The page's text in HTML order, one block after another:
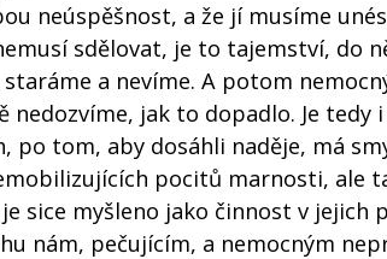
neúspěšnost, a že jí musíme
sdělovat, je to tajemství, do
a nevíme. A potom
jak to dopadlo. Je tedy
tom, aby dosáhli naděje, má
pocitů marnosti, ale
sice myšleno jako činnost v jejich
nám, pečujícím, a nemocným